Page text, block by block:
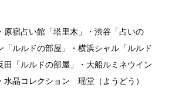
原宿占い館「塔里木」・渋谷「占いの
「ルルドの部屋」・横浜シャル「ルルド
田「ルルドの部屋」・大船ルミネウイン
水晶コレクション 瑶堂（ようどう）